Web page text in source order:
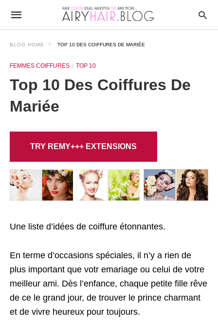
BLOG HOME TOP 10 DES COIFFURES DE MARIÉE
FEMMES COIFFURES TOP 10
Top 10 Des Coiffures De
Mariée
TRY REMY+++ EXTENSIONS
Une liste d’idées de coiffure étonnantes.
En terme d’occasions spéciales, il n’y a rien de
plus important que votr emariage ou celui de votre
meilleur ami. Dès l’enfance, chaque petite fille rêve
de ce le grand jour, de trouver le prince charmant
et de vivre heureux pour toujours.